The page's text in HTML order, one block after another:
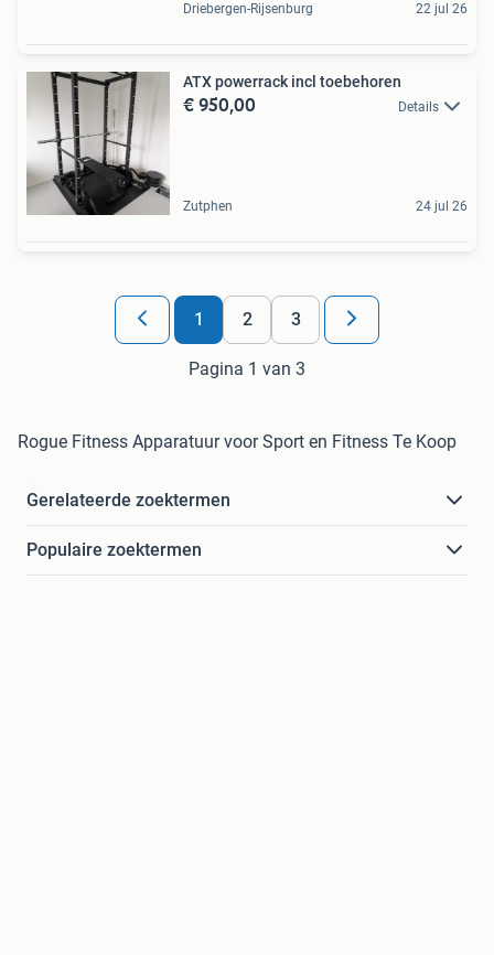
Driebergen-Rijsenburg 22 jul 26
ATX powerrack incl toebehoren
€ 950,00 Details
Zutphen 24 jul 26
1 2 3
Pagina 1 van 3
Rogue Fitness Apparatuur voor Sport en Fitness Te Koop
Gerelateerde zoektermen
Populaire zoektermen